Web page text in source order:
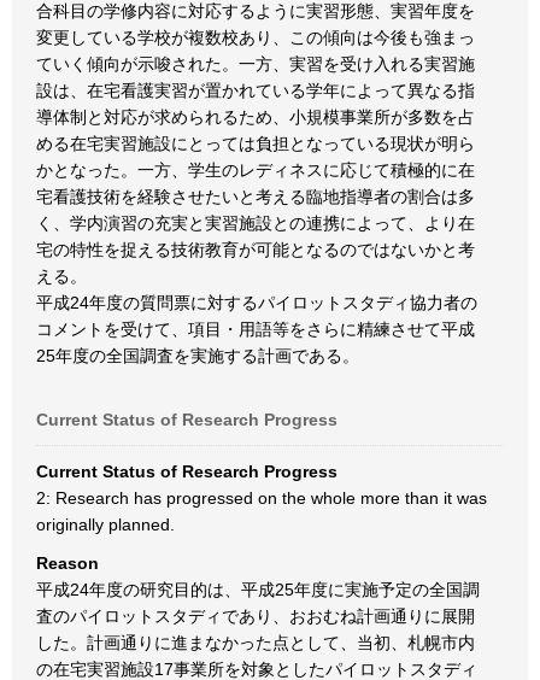
合科目の学修内容に対応するように実習形態、実習年度を
変更している学校が複数校あり、この傾向は今後も強まっ
ていく傾向が示唆された。一方、実習を受け入れる実習施
設は、在宅看護実習が置かれている学年によって異なる指
導体制と対応が求められるため、小規模事業所が多数を占
める在宅実習施設にとっては負担となっている現状が明ら
かとなった。一方、学生のレディネスに応じて積極的に在
宅看護技術を経験させたいと考える臨地指導者の割合は多
く、学内演習の充実と実習施設との連携によって、より在
宅の特性を捉える技術教育が可能となるのではないかと考
える。
平成24年度の質問票に対するパイロットスタディ協力者の
コメントを受けて、項目・用語等をさらに精練させて平成
25年度の全国調査を実施する計画である。
Current Status of Research Progress
Current Status of Research Progress
2: Research has progressed on the whole more than it was
originally planned.
Reason
平成24年度の研究目的は、平成25年度に実施予定の全国調
査のパイロットスタディであり、おおむね計画通りに展開
した。計画通りに進まなかった点として、当初、札幌市内
の在宅実習施設17事業所を対象としたパイロットスタディ